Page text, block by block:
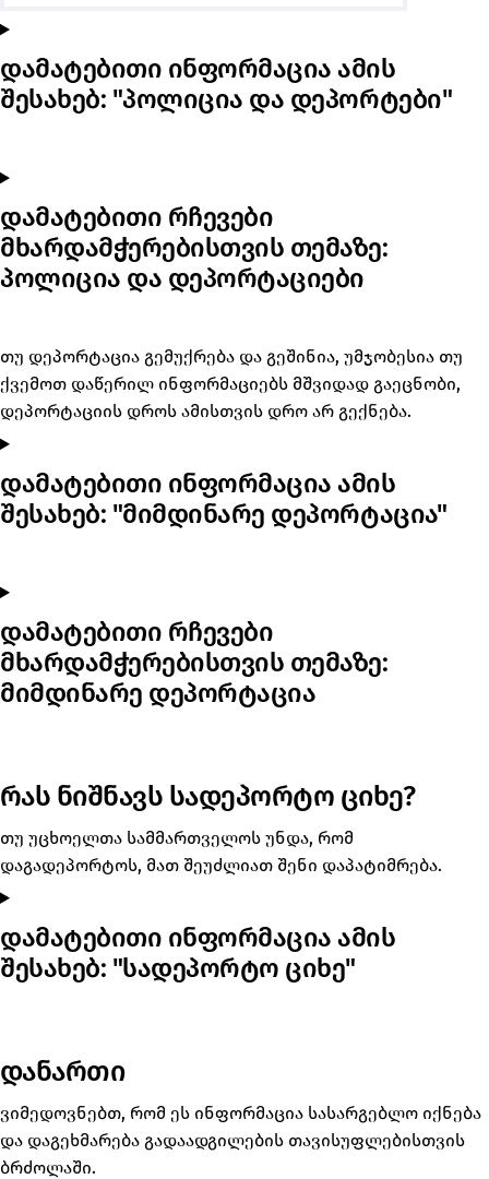
დამატებითი ინფორმაცია ამის
შესახებ: "პოლიცია და დეპორტები"
დამატებითი რჩევები
მხარდამჭერებისთვის თემაზე:
პოლიცია და დეპორტაციები
თუ დეპორტაცია გემუქრება და გეშინია, უმჯობესია თუ
ქვემოთ დაწერილ ინფორმაციებს მშვიდად გაეცნობი,
დეპორტაციის დროს ამისთვის დრო არ გექნება.
დამატებითი ინფორმაცია ამის
შესახებ: "მიმდინარე დეპორტაცია"
დამატებითი რჩევები
მხარდამჭერებისთვის თემაზე:
მიმდინარე დეპორტაცია
რას ნიშნავს სადეპორტო ციხე?
თუ უცხოელთა სამმართველოს უნდა, რომ
დაგადეპორტოს, მათ შეუძლიათ შენი დაპატიმრება.
დამატებითი ინფორმაცია ამის
შესახებ: "სადეპორტო ციხე"
დანართი
ვიმედოვნებთ, რომ ეს ინფორმაცია სასარგებლო იქნება
და დაგეხმარება გადაადგილების თავისუფლებისთვის
ბრძოლაში.